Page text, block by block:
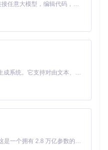
接配置。
同的环境（开发、测试、生
photon5/Photon
Claude Code 的开源替代方案。连接任意大模型，编辑代码，运行命令，自动验证 — 全自动执行。用 Rust 构建，极致性能。 ｜ An open-source alternative to Claude Code. Connect any LLM, edit code, run commands, and verify changes — autonomously. Built in Rust for speed. Get Started
MiniMax H3 是一个通用的全模态生成系统。它支持对由文本、图像、视频和音频组成的多模态上下文进行统一理解，并能生成分辨率高达 2K、时长可达 15 秒的带原生立体声音频的视频。得益于面向任务泛化的系统设计，H3 在预训练阶段就已具备广泛的多模态上下文理解与生成能力，能够出色地执行复杂的多模态指令。
Kimi K3 是Kimi能力最强的模型：这是一个拥有 2.8 万亿参数的混合专家（MoE）模型，具备原生视觉理解能力，并支持 100 万 token 的上下文窗口。